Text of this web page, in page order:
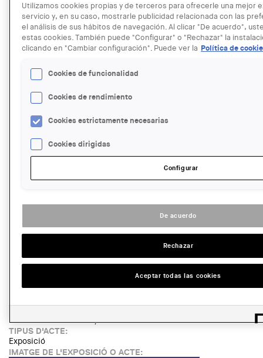
ENTIDAD ORGANIZADORA:
Roca Barcelona Gallery
TIPUS D'ACTE:
Exposició
IMATGE DE L'EXPOSICIÓ O ACTE:
http://www.rocabarcelonagallery.com/event-registration?
FECHA:
hastaJueves, 30 Abril, 2020
- 20:00
LUGAR:
GRATUÏTAT:
Free
about Exhibition "Out to See"
Roca Barcelona Gallery
TIPUS D'ACTE:
Exposició
IMATGE DE L'EXPOSICIÓ O ACTE:
Utilizamos cookies propias y de terceros para ofrecerle una mejor
servicio y, en su caso, mostrarle publicidad relacionada con las
el análisis de sus hábitos de navegación. Al clicar "De acuerdo",
estas cookies. También puede "Configurar" o "Rechazar" la
clicando en "Cambiar configuración". Puede ver la Política de
Cookies de funcionalidad
Cookies de rendimiento
Cookies estrictamente necesarias
Cookies dirigidas
Configurar
De acuerdo
Rechazar
Aceptar todas las cookies